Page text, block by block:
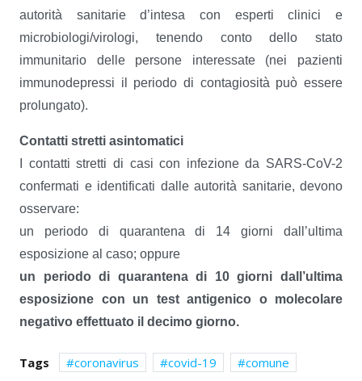
autorità sanitarie d’intesa con esperti clinici e
microbiologi/virologi, tenendo conto dello stato
immunitario delle persone interessate (nei pazienti
immunodepressi il periodo di contagiosità può essere
prolungato).
Contatti stretti asintomatici
I contatti stretti di casi con infezione da SARS-CoV-2
confermati e identificati dalle autorità sanitarie, devono
osservare:
un periodo di quarantena di 14 giorni dall’ultima
esposizione al caso; oppure
un periodo di quarantena di 10 giorni dall’ultima
esposizione con un test antigenico o molecolare
negativo effettuato il decimo giorno.
Tags coronavirus covid-19 comune